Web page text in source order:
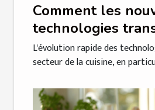
Comment les
technologies
elles les plaques
en 2025 ?
L'évolution rapide des
secteur de la cuisine, en